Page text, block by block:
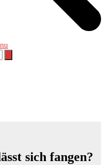
sich fangen?